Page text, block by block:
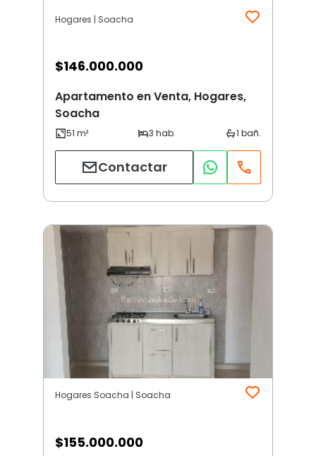
Hogares | Soacha
$146.000.000
Apartamento en Venta, Hogares,
Soacha
Contactar
Hogares Soacha | Soacha
$155.000.000